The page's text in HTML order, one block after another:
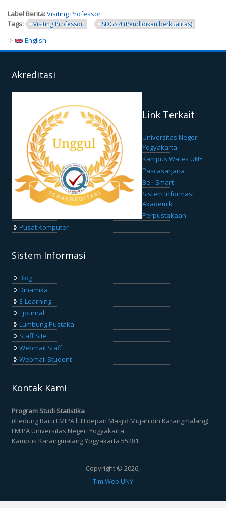
Label Berita:Visiting Professor
Tags:
Visiting Professor SDGS 4 (Pendidikan berkualitas)
English
Akreditasi
Link Terkait
Universitas Negeri
Yogyakarta
Kampus Wates UNY
Pascasarjana
Be - Smart
Sistem Informasi
Akademik
Perpustakaan
Pusat Komputer
Sistem Informasi
Blog
Dinamika
E-Learning
Ejournal
Lumbung Pustaka
Staff Site
Webmail Staff
Webmail Student
Kontak Kami
Program Studi Statistika
(Gedung Baru FMIPA lt III depan Masjid Mujahidin Karangmalang)
FMIPA Universitas Negeri Yogyakarta
Kampus Karangmalang Yogyakarta 55281
Copyright © 2026,
Tim Web UNY